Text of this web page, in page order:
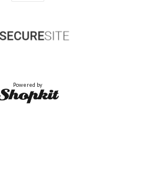
Powered by